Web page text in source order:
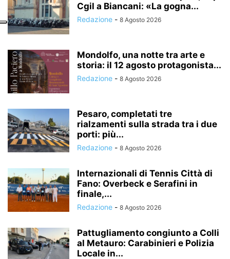
Cgil a Biancani: «La gogna...
Redazione - 8 Agosto 2026
Mondolfo, una notte tra arte e
storia: il 12 agosto protagonista...
Redazione - 8 Agosto 2026
Pesaro, completati tre
rialzamenti sulla strada tra i due
porti: più...
Redazione - 8 Agosto 2026
Internazionali di Tennis Città di
Fano: Overbeck e Serafini in
finale,...
Redazione - 8 Agosto 2026
Pattugliamento congiunto a Colli
al Metauro: Carabinieri e Polizia
Locale in...